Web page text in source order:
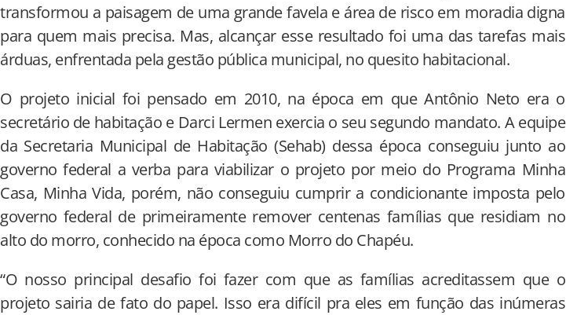
transformou a paisagem de uma grande favela e área de risco em moradia digna
para quem mais precisa. Mas, alcançar esse resultado foi uma das tarefas mais
árduas, enfrentada pela gestão pública municipal, no quesito habitacional.
O projeto inicial foi pensado em 2010, na época em que Antônio Neto era o
secretário de habitação e Darci Lermen exercia o seu segundo mandato. A equipe
da Secretaria Municipal de Habitação (Sehab) dessa época conseguiu junto ao
governo federal a verba para viabilizar o projeto por meio do Programa Minha
Casa, Minha Vida, porém, não conseguiu cumprir a condicionante imposta pelo
governo federal de primeiramente remover centenas famílias que residiam no
alto do morro, conhecido na época como Morro do Chapéu.
“O nosso principal desafio foi fazer com que as famílias acreditassem que o
projeto sairia de fato do papel. Isso era difícil pra eles em função das inúmeras